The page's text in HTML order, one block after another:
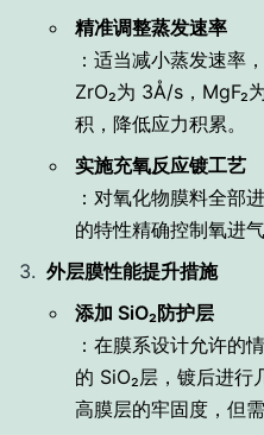
精准调整蒸发速率
：适当减小蒸发速率
ZrO₂为 3Å/s，MgF₂
积，降低应力积累。
实施充氧反应镀工艺
：对氧化物膜料全部
的特性精确控制氧进
外层膜性能提升措施
添加 SiO₂防护层
：在膜系设计允许的
的 SiO₂层，镀后进行
高膜层的牢固度，但